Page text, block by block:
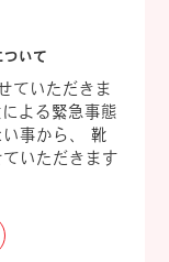
ついて
ていただきま
よる緊急事態
事から、 靴
いただきます